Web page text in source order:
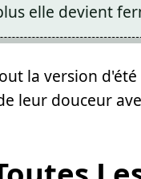
elle devient
la version
leur douceur